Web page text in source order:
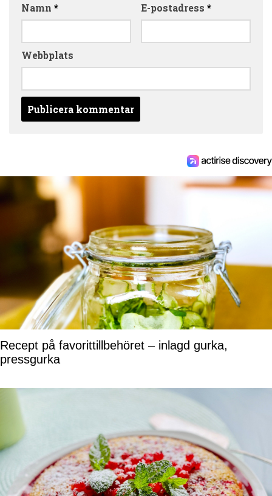
Namn * E-postadress *
Webbplats
Recept på favorittillbehöret – inlagd gurka,
pressgurka